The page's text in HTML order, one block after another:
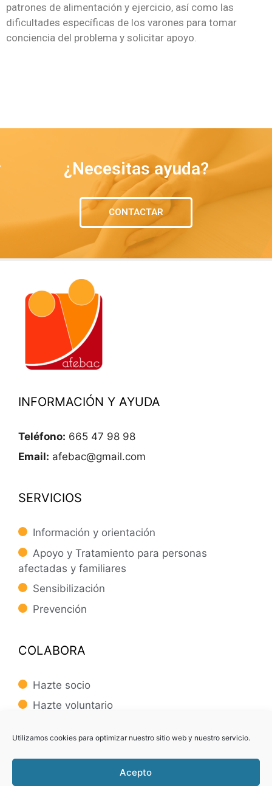
Utilizamos cookies para optimizar nuestro sitio web y nuestro servicio.
Acepto
patrones de alimentación y ejercicio, así como las
dificultades específicas de los varones para tomar
conciencia del problema y solicitar apoyo.
¿Necesitas ayuda?
CONTACTAR
INFORMACIÓN Y AYUDA
Teléfono: 665 47 98 98
Email: afebac@gmail.com
SERVICIOS
Información y orientación
Apoyo y Tratamiento para personas
afectadas y familiares
Sensibilización
Prevención
COLABORA
Hazte socio
Hazte voluntario